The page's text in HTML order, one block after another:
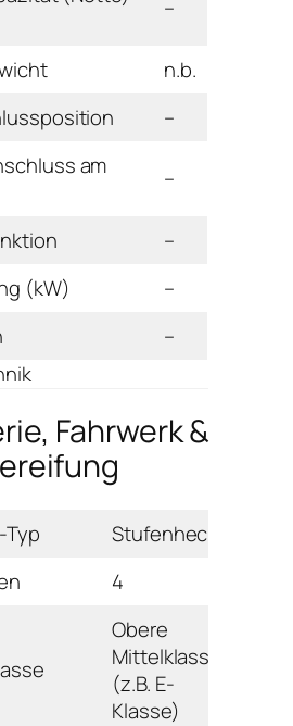
–
n.b.
–
am
–
–
(kW)
–
–
Fahrwerk &
Typ
Stufenheck
4
Obere
Mittelklasse
(z.B. E-
Klasse)